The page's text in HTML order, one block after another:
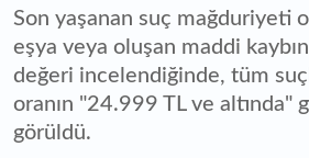
Son yaşanan suç mağduriyeti
eşya veya oluşan maddi
değeri incelendiğinde, tüm
oranın "24.999 TL ve altında"
görüldü.